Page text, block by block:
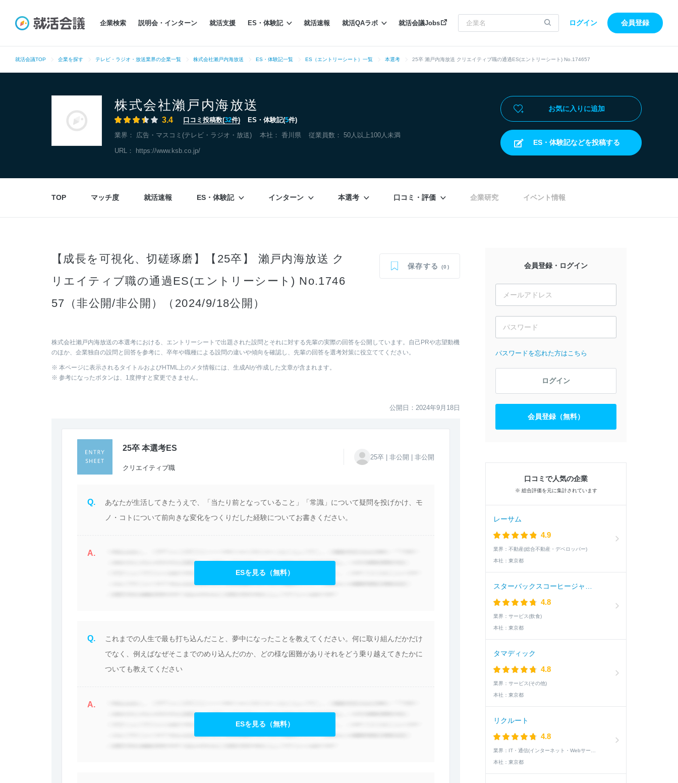
企業検索 説明会・インターン 就活支援 ES・体験記 就活速報 就活QAラボ 就活会議Jobs ログイン 会員登録
就活会議TOP 企業を探す テレビ・ラジオ・放送業界の企業一覧 株式会社瀨戸内海放送 ES・体験記一覧 ES（エントリーシート）一覧 本選考 25卒 瀨戸内海放送 クリエイティブ職の通過ES(エントリーシート) No.174657
株式会社瀨戸内海放送
3.4 口コミ投稿数(32件) ES・体験記(5件)
業界： 広告・マスコミ(テレビ・ラジオ・放送) 本社： 香川県 従業員数： 50人以上100人未満
URL： https://www.ksb.co.jp/
お気に入りに追加
ES・体験記などを投稿する
TOP マッチ度 就活速報 ES・体験記 インターン 本選考 口コミ・評価 企業研究 イベント情報
【成長を可視化、切磋琢磨】【25卒】 瀨戸内海放送 ク
リエイティブ職の通過ES(エントリーシート) No.1746
57（非公開/非公開）（2024/9/18公開）
保存する (0)
株式会社瀨戸内海放送の本選考における、エントリーシートで出題された設問とそれに対する先輩の実際の回答を公開しています。自己PRや志望動機
のほか、企業独自の設問と回答を参考に、卒年や職種による設問の違いや傾向を確認し、先輩の回答を選考対策に役立ててください。
※ 本ページに表示されるタイトルおよびHTML上のメタ情報には、生成AIが作成した文章が含まれます。
※ 参考になったボタンは、1度押すと変更できません。
公開日：2024年9月18日
25卒 本選考ES
クリエイティブ職
25卒 | 非公開 | 非公開
Q.
あなたが生活してきたうえで、「当たり前となっていること」「常識」について疑問を投げかけ、モ
ノ・コトについて前向きな変化をつくりだした経験についてお書きください。
A.
ESを見る（無料）
Q.
これまでの人生で最も打ち込んだこと、夢中になったことを教えてください。何に取り組んだかだけ
でなく、例えばなぜそこまでのめり込んだのか、どの様な困難がありそれをどう乗り越えてきたかに
ついても教えてください
A.
ESを見る（無料）
会員登録・ログイン
パスワードを忘れた方はこちら
ログイン
会員登録（無料）
口コミで人気の企業
※ 総合評価を元に集計されています
レーサム
4.9
業界： 不動産(総合不動産・デベロッパー)
本社： 東京都
4.8
業界： サービス(飲食)
本社： 東京都
タマディック
4.8
業界： サービス(その他)
本社： 東京都
リクルート
4.8
業界：
本社： 東京都